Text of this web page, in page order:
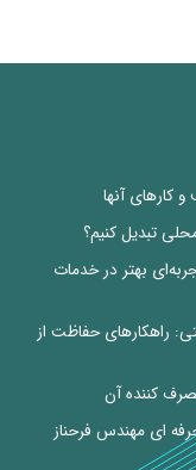
کارهای آنها
تبدیل کنیم؟
بهتر در خدمات
راهکارهای حفاظت از
کننده آن
ای مهندس فرحناز